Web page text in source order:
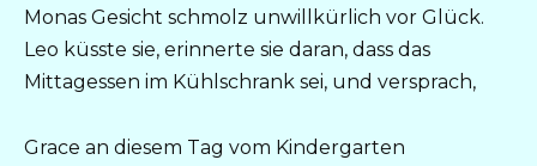
Monas Gesicht schmolz unwillkürlich vor Glück.
Leo küsste sie, erinnerte sie daran, dass das
Mittagessen im Kühlschrank sei, und versprach,
Grace an diesem Tag vom Kindergarten